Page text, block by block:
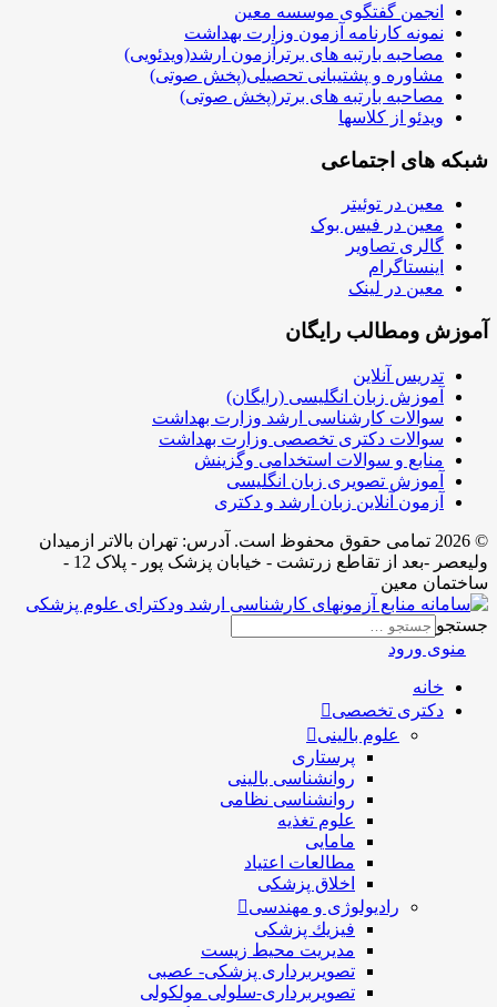
انجمن گفتگوی موسسه معین
نمونه کارنامه آزمون وزارت بهداشت
مصاحبه بارتبه های برترآزمون ارشد(ویدئویی)
مشاوره و پشتیبانی تحصیلی(پخش صوتی)
مصاحبه بارتبه های برتر(پخش صوتی)
ویدئو از کلاسها
شبکه های اجتماعی
معین در توئیتر
معین در فیس بوک
گالری تصاویر
اینستاگرام
معین در لینک
آموزش ومطالب رایگان
تدریس آنلاین
آموزش زبان انگلیسی (رایگان)
سوالات کارشناسی ارشد وزارت بهداشت
سوالات دکتری تخصصی وزارت بهداشت
منابع و سوالات استخدامی وگزینش
آموزش تصویری زبان انگلیسی
آزمون آنلاین زبان ارشد و دکتری
© 2026 تمامی حقوق محفوظ است. آدرس:‌ تهران بالاتر ازمیدان
ولیعصر -بعد از تقاطع زرتشت - خیابان پزشک پور - پلاک 12 -
ساختمان معین
جستجو
منوی ورود
خانه
دکتری تخصصی
علوم بالینی
پرستاری
روانشناسی بالینی
روانشناسی نظامی
علوم تغذیه
مامایی
مطالعات اعتیاد
اخلاق پزشکی
رادیولوژی و مهندسی
فيزيك پزشکی
مدیریت محیط زیست
تصویربرداری پزشکی- عصبی
تصویربرداری-سلولی مولکولی